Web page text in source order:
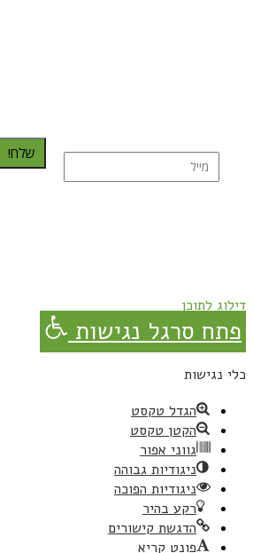
שלח!
דילוג לתוכן
פתח סרגל נגישות
כלי נגישות
הגדל טקסט
הקטן טקסט
גווני אפור
ניגודיות גבוהה
ניגודיות הפוכה
רקע בהיר
הדגשת קישורים
פונט קריא